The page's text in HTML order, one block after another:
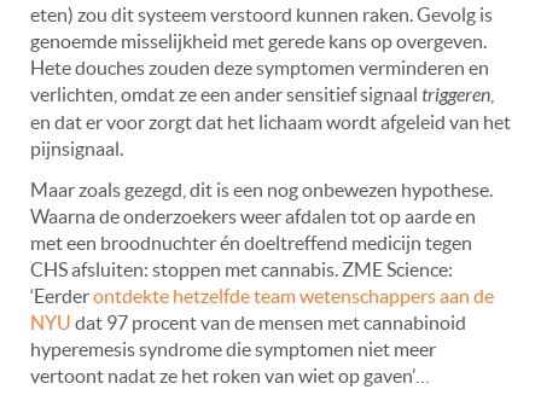
eten) zou dit systeem verstoord kunnen raken. Gevolg is
genoemde misselijkheid met gerede kans op overgeven.
Hete douches zouden deze symptomen verminderen en
verlichten, omdat ze een ander sensitief signaal triggeren
en dat er voor zorgt dat het lichaam wordt afgeleid van het
pijnsignaal.
Maar zoals gezegd, dit is een nog onbewezen hypothese.
Waarna de onderzoekers weer afdalen tot op aarde en
met een broodnuchter én doeltreffend medicijn tegen
CHS afsluiten: stoppen met cannabis. ZME Science:
‘Eerderontdekte hetzelfde team wetenschappers aan de
NYU dat 97 procent van de mensen met cannabinoid
hyperemesis syndrome die symptomen niet meer
vertoont nadat ze het roken van wiet op gaven’…